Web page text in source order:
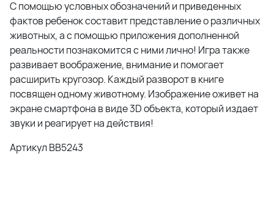
С помощью условных обозначений и приведенных
фактов ребенок составит представление о различных
животных, а с помощью приложения дополненной
реальности познакомится с ними лично! Игра также
развивает воображение, внимание и помогает
расширить кругозор. Каждый разворот в книге
посвящен одному животному. Изображение оживет на
экране смартфона в виде 3D объекта, который издает
звуки и реагирует на действия!
Артикул ВВ5243